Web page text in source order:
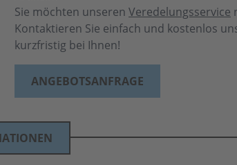
Sie möchten unseren Veredelungsservice
Kontaktieren Sie einfach und kostenlos
kurzfristig bei Ihnen!
ANGEBOTSANFRAGE